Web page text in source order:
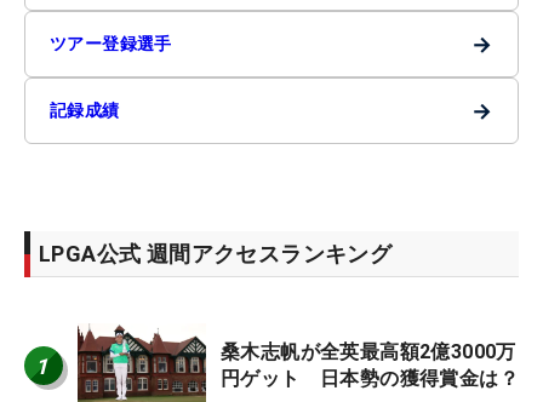
ツアー登録選手 →
記録成績 →
LPGA公式 週間アクセスランキング
1
桑木志帆が全英最高額2億3000万
円ゲット 日本勢の獲得賞金は？